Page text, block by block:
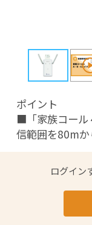
ポイント
■「家族コール
信範囲を80mか
ログイン